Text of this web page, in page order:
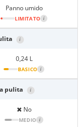
Panno umido
LIMITATO i
i
0,24 L
BASICO i
pulita i
No
MEDIO i